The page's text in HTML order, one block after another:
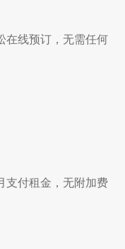
在线预订，无需任何
支付租金，无附加费